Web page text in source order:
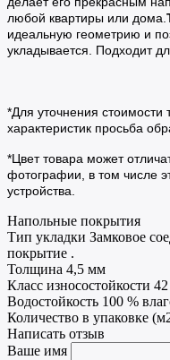
любой квартиры или дома.
идеальную геометрию и
укладывается. Подходит
*Для уточнения
характеристик просьба
*Цвет товара может
фотографии, в том числе
устройства.
Напольные покрытия
Тип укладки Замковое
покрытие .
Толщина 4,5 мм
Класс износостойкости 42
Водостойкость 100 %
Количество в упаковке
Написать отзыв
Ваше имя